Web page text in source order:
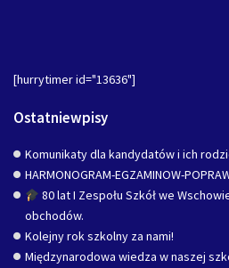
[hurrytimer id="13636"]
Ostatniewpisy
Komunikaty dla kandydatów i ich
HARMONOGRAM-EGZAMINOW-
80 lat I Zespołu Szkół we
obchodów.
Kolejny rok szkolny za nami!
Międzynarodowa wiedza w naszej